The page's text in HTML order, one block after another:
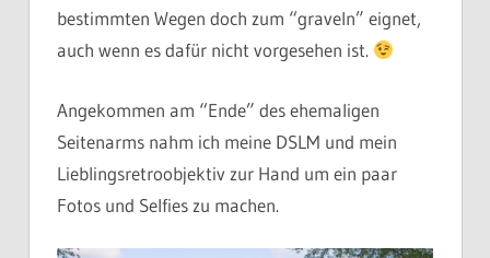
bestimmten Wegen doch zum “graveln” eignet,
auch wenn es dafür nicht vorgesehen ist.
Angekommen am “Ende” des ehemaligen
Seitenarms nahm ich meine DSLM und mein
Lieblingsretroobjektiv zur Hand um ein paar
Fotos und Selfies zu machen.